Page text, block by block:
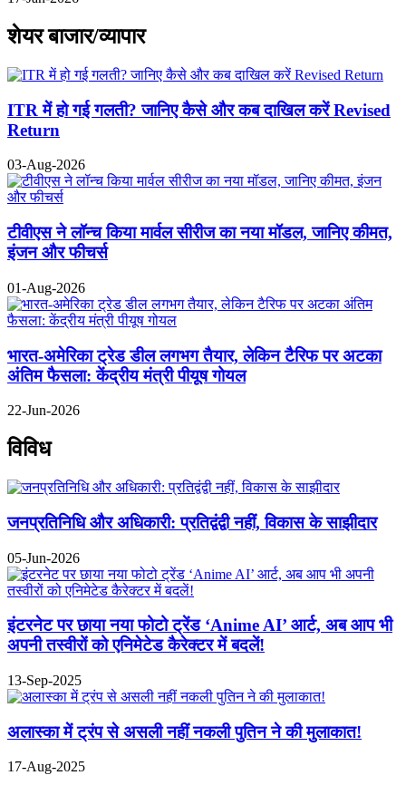
शेयर बाजार/व्यापार
ITR में हो गई गलती? जानिए कैसे और कब दाखिल करें Revised
Return
03-Aug-2026
टीवीएस ने लॉन्च किया मार्वल सीरीज का नया मॉडल, जानिए कीमत,
इंजन और फीचर्स
01-Aug-2026
भारत-अमेरिका ट्रेड डील लगभग तैयार, लेकिन टैरिफ पर अटका
अंतिम फैसला: केंद्रीय मंत्री पीयूष गोयल
22-Jun-2026
विविध
जनप्रतिनिधि और अधिकारी: प्रतिद्वंद्वी नहीं, विकास के साझीदार
05-Jun-2026
इंटरनेट पर छाया नया फोटो ट्रेंड ‘Anime AI’ आर्ट, अब आप भी
अपनी तस्वीरों को एनिमेटेड कैरेक्टर में बदलें!
13-Sep-2025
अलास्का में ट्रंप से असली नहीं नकली पुतिन ने की मुलाकात!
17-Aug-2025